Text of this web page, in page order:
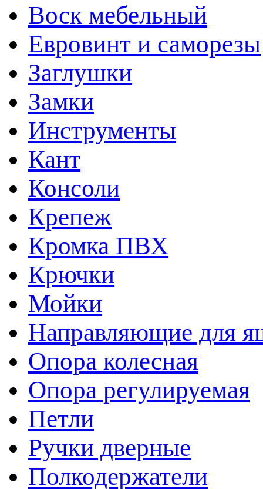
Воск мебельный
Евровинт и саморезы
Заглушки
Замки
Инструменты
Кант
Консоли
Крепеж
Кромка ПВХ
Крючки
Мойки
Направляющие для
Опора колесная
Опора регулируемая
Петли
Ручки дверные
Полкодержатели